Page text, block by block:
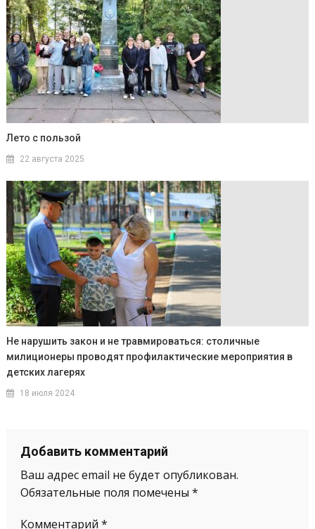
Лето с пользой
22 августа 2025
Не нарушить закон и не травмироваться: столичные
милиционеры проводят профилактические мероприятия в
детских лагерях
18 июля 2024
Добавить комментарий
Ваш адрес email не будет опубликован.
Обязательные поля помечены *
Комментарий *